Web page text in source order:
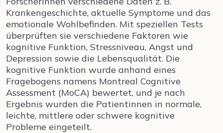
Krankengeschichte, aktuelle Symptome und das
emotionale Wohlbefinden. Mit speziellen Tests
überprüften sie verschiedene Faktoren wie
kognitive Funktion, Stressniveau, Angst und
Depression sowie die Lebensqualität. Die
kognitive Funktion wurde anhand eines
Fragebogens namens Montreal Cognitive
Assessment (MoCA) bewertet, und je nach
Ergebnis wurden die Patientinnen in normale,
leichte, mittlere oder schwere kognitive
Probleme eingeteilt.